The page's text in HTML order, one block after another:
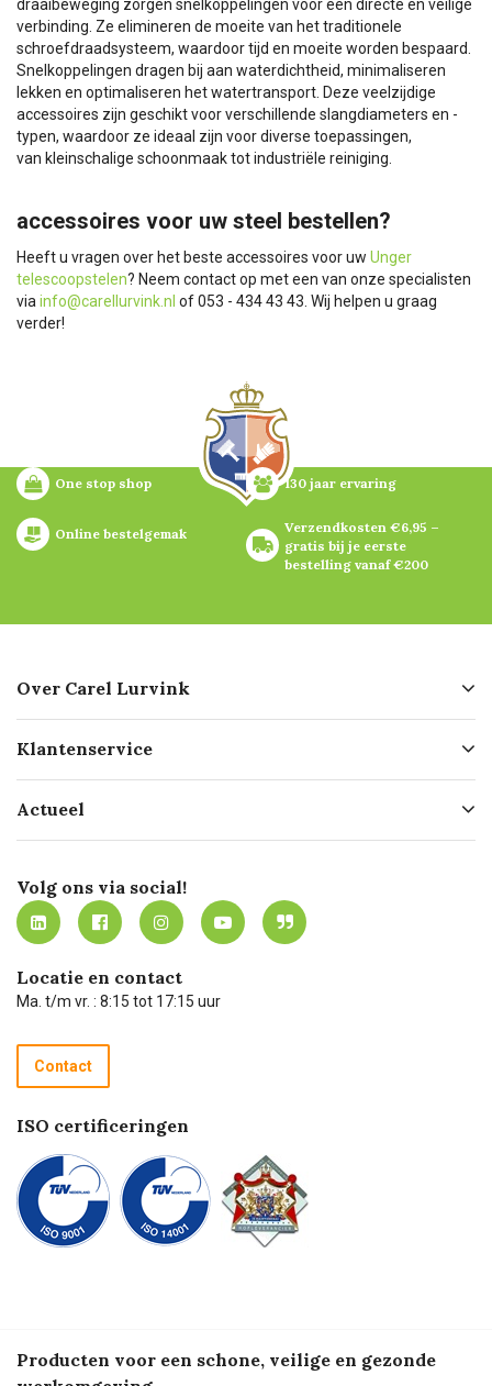
draaibeweging zorgen snelkoppelingen voor een directe en veilige
verbinding. Ze elimineren de moeite van het traditionele
schroefdraadsysteem, waardoor tijd en moeite worden bespaard.
Snelkoppelingen dragen bij aan waterdichtheid, minimaliseren
lekken en optimaliseren het watertransport. Deze veelzijdige
accessoires zijn geschikt voor verschillende slangdiameters en -
typen, waardoor ze ideaal zijn voor diverse toepassingen,
van kleinschalige schoonmaak tot industriële reiniging.
accessoires voor uw steel bestellen?
Heeft u vragen over het beste accessoires voor uw Unger
telescoopstelen? Neem contact op met een van onze specialisten
via info@carellurvink.nl of 053 - 434 43 43. Wij helpen u graag
verder!
One stop shop 130 jaar ervaring
Online bestelgemak
Verzendkosten €6,95 –
gratis bij je eerste
bestelling vanaf €200
Over Carel Lurvink
Geschiedenis
Missie
Certificering
Werken bij Carel Lurvink
MVO
Klantenservice
Bezorgen
Mijn Carel Lurvink
Mijn Carel Lurvink instructievideo's
Carel Lurvink App
Hulp op afstand
Technische dienst
Recycle programma
Betalen
Actueel
Innovation LAB
Tevreden klanten
Carel Lurvink Blog
Carel de podcast
Volg ons via social!
Locatie en contact
Ma. t/m vr. : 8:15 tot 17:15 uur
Contact
ISO certificeringen
Producten voor een schone, veilige en gezonde